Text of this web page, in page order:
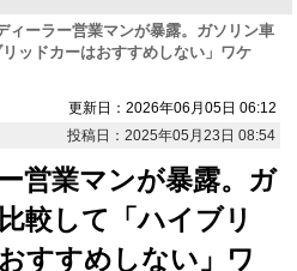
ィーラー営業マンが暴露。ガソリン車
ッドカーはおすすめしない」ワケ
更新日：2026年06月05日 06:12
投稿日：2025年05月23日 08:54
営業マンが暴露。ガ
較して「ハイブリ
すすめしない」ワ